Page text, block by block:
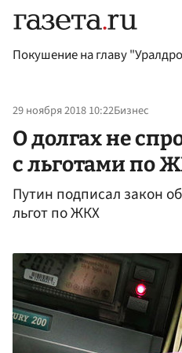
Покушение на главу
29 ноября 2018 10:22Бизнес
О долгах не
с льготами по
Путин подписал закон
льгот по ЖКХ